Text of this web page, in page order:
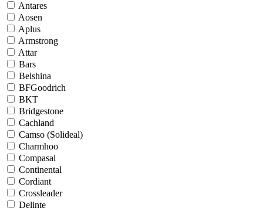
Antares
Aosen
Aplus
Armstrong
Attar
Bars
Belshina
BFGoodrich
BKT
Bridgestone
Cachland
Camso (Solideal)
Charmhoo
Compasal
Continental
Cordiant
Crossleader
Delinte